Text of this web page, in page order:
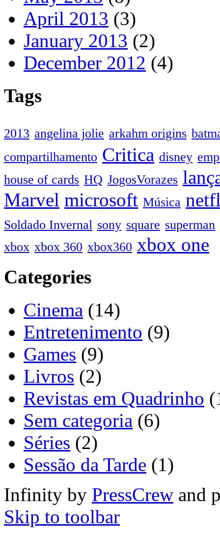
April 2013 (3)
January 2013 (2)
December 2012 (4)
Tags
2013 angelina jolie arkahm origins
compartilhamento Critica disney
house of cards HQ JogosVorazes
Marvel microsoft Música
Soldado Invernal sony square superman
xbox xbox 360 xbox360 xbox one
Categories
Cinema (14)
Entretenimento (9)
Games (9)
Livros (2)
Revistas em Quadrinho
Sem categoria (6)
Séries (2)
Sessão da Tarde (1)
Infinity by PressCrew and
Skip to toolbar